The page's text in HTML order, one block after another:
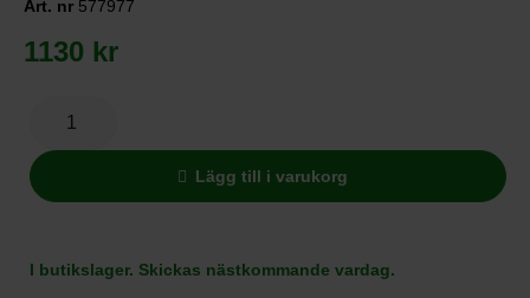
Art. nr 577977
1130 kr
Lägg till i varukorg
I butikslager. Skickas nästkommande vardag.